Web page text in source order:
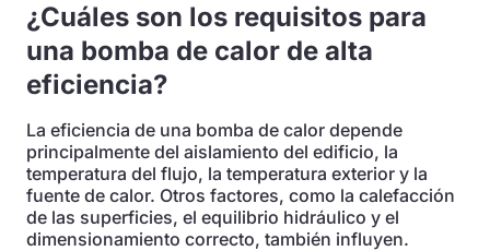
¿Cuáles son los requisitos para
una bomba de calor de alta
eficiencia?
La eficiencia de una bomba de calor depende
principalmente del aislamiento del edificio, la
temperatura del flujo, la temperatura exterior y la
fuente de calor. Otros factores, como la calefacción
de las superficies, el equilibrio hidráulico y el
dimensionamiento correcto, también influyen.